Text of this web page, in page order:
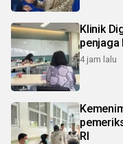
Klinik
penjaga
4 jam lalu
RI